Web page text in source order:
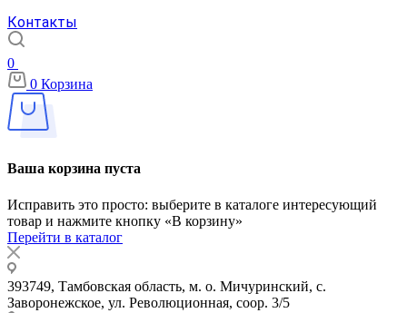
Контакты
0
0 Корзина
Ваша корзина пуста
Исправить это просто: выберите в каталоге интересующий
товар и нажмите кнопку «В корзину»
Перейти в каталог
393749, Тамбовская область, м. о. Мичуринский, с.
Заворонежское, ул. Революционная, соор. 3/5